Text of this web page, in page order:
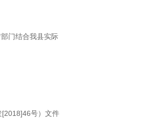
门结合我县实际
[2018]46号）文件